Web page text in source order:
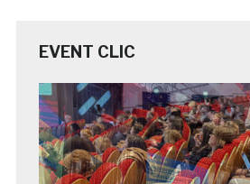
EVENT CLIC